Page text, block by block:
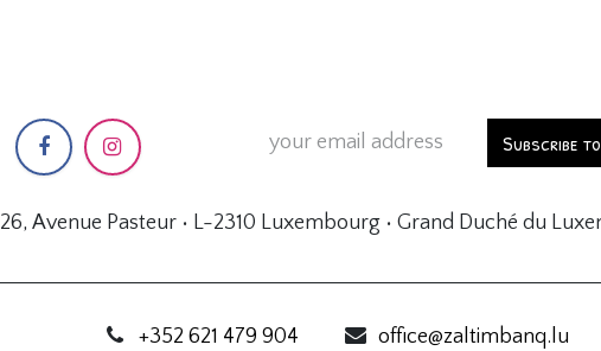
Subscribe
26, Avenue Pasteur • L-2310 Luxembourg • Grand Duché du
+352 621 479 904 office@zaltimbanq.lu